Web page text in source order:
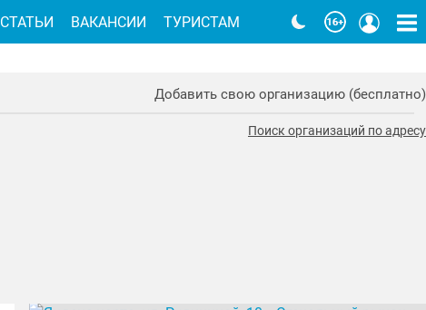
Добавить свою организацию (бесплатно)
Поиск организаций по адресу
СТАТЬИ ВАКАНСИИ ТУРИСТАМ